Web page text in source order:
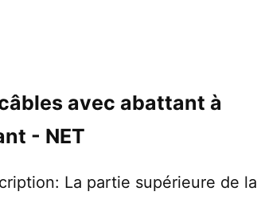
avec abattant à
- NET
La partie supérieure de la